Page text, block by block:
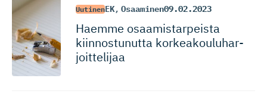
UutinenEK, Osaaminen09.02.2023
Haemme osaamistar­peista
kiinnostunutta korkeakou­lu­har­
joit­telijaa